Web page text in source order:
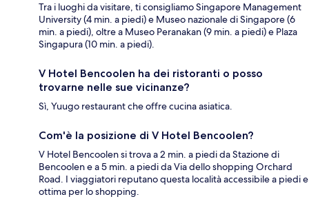
Tra i luoghi da visitare, ti consigliamo Singapore Management
University (4 min. a piedi) e Museo nazionale di Singapore (6
min. a piedi), oltre a Museo Peranakan (9 min. a piedi) e Plaza
Singapura (10 min. a piedi).
V Hotel Bencoolen ha dei ristoranti o posso
trovarne nelle sue vicinanze?
Sì, Yuugo restaurant che offre cucina asiatica.
Com'è la posizione di V Hotel Bencoolen?
V Hotel Bencoolen si trova a 2 min. a piedi da Stazione di
Bencoolen e a 5 min. a piedi da Via dello shopping Orchard
Road. I viaggiatori reputano questa località accessibile a piedi e
ottima per lo shopping.